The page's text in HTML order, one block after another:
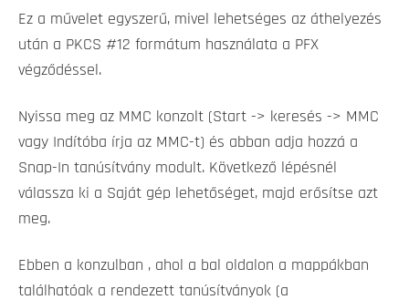
Ez a művelet egyszerű, mivel lehetséges az áthelyezés
után a PKCS #12 formátum használata a PFX
végződéssel.
Nyissa meg az MMC konzolt (Start -> keresés -> MMC
vagy Indítóba írja az MMC-t) és abban adja hozzá a
Snap-In tanúsítvány modult. Következő lépésnél
válassza ki a Saját gép lehetőséget, majd erősítse azt
meg.
Ebben a konzulban , ahol a bal oldalon a mappákban
találhatóak a rendezett tanúsítványok (a